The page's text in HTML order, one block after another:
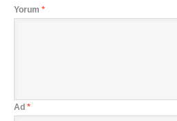
Yorum *
Ad *